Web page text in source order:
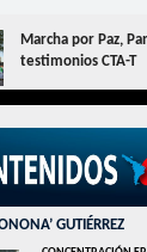
Marcha por Paz,
testimonios CTA-T
GUTIÉRREZ